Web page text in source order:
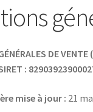
DE VENTE
:
mise à jour : 21